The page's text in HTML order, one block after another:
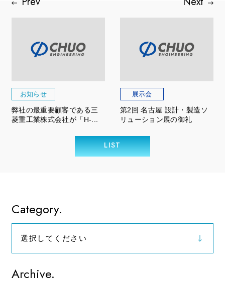
お知らせ
弊社の最重要顧客である三
菱重工業株式会社が「H-...
展示会
第2回 名古屋 設計・製造ソ
リューション展の御礼
LIST
Category.
選択してください
お知らせ
Archive.